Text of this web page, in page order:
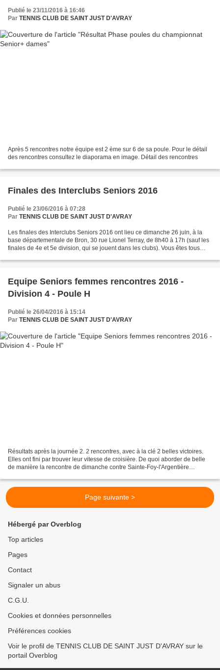
Publié le 23/11/2016 à 16:46
Par TENNIS CLUB DE SAINT JUST D'AVRAY
Après 5 rencontres notre équipe est 2 ème sur 6 de sa poule. Pour le détail
des rencontres consultez le diaporama en image. Détail des rencontres
Finales des Interclubs Seniors 2016
Publié le 23/06/2016 à 07:28
Par TENNIS CLUB DE SAINT JUST D'AVRAY
Les finales des Interclubs Seniors 2016 ont lieu ce dimanche 26 juin, à la
base départementale de Bron, 30 rue Lionel Terray, de 8h40 à 17h (sauf les
finales de 4e et 5e division, qui se jouent dans les clubs). Vous êtes tous
Equipe Seniors femmes rencontres 2016 -
Division 4 - Poule H
Publié le 26/04/2016 à 15:14
Par TENNIS CLUB DE SAINT JUST D'AVRAY
Résultats après la journée 2. 2 rencontres, avec à la clé 2 belles victoires.
Elles ont fini par trouver leur vitesse de croisière. De quoi aborder de belle
de manière la rencontre de dimanche contre Sainte-Foy-l'Argentière
Page suivante >
Hébergé par Overblog
Top articles
Pages
Contact
Signaler un abus
C.G.U.
Cookies et données personnelles
Préférences cookies
Voir le profil de TENNIS CLUB DE SAINT JUST D'AVRAY sur le
portail Overblog